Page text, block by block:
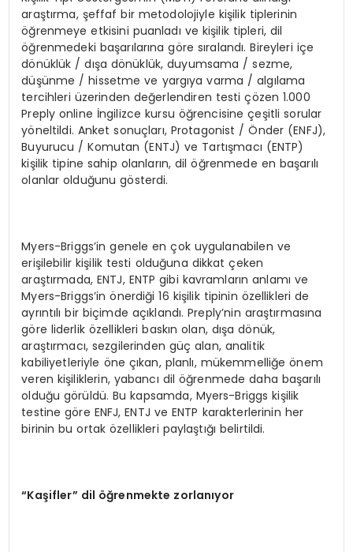
araştırma, şeffaf bir metodolojiyle kişilik tiplerinin
öğrenmeye etkisini puanladı ve kişilik tipleri, dil
öğrenmedeki başarılarına göre sıralandı. Bireyleri içe
dönüklük / dışa dönüklük, duyumsama / sezme,
düşünme / hissetme ve yargıya varma / algılama
tercihleri üzerinden değerlendiren testi çözen 1.000
Preply online İngilizce kursu öğrencisine çeşitli sorular
yöneltildi. Anket sonuçları, Protagonist / Önder (ENFJ),
Buyurucu / Komutan (ENTJ) ve Tartışmacı (ENTP)
kişilik tipine sahip olanların, dil öğrenmede en başarılı
olanlar olduğunu gösterdi.
Myers-Briggs’in genele en çok uygulanabilen ve
erişilebilir kişilik testi olduğuna dikkat çeken
araştırmada, ENTJ, ENTP gibi kavramların anlamı ve
Myers-Briggs’in önerdiği 16 kişilik tipinin özellikleri de
ayrıntılı bir biçimde açıklandı. Preply’nin araştırmasına
göre liderlik özellikleri baskın olan, dışa dönük,
araştırmacı, sezgilerinden güç alan, analitik
kabiliyetleriyle öne çıkan, planlı, mükemmelliğe önem
veren kişiliklerin, yabancı dil öğrenmede daha başarılı
olduğu görüldü. Bu kapsamda, Myers-Briggs kişilik
testine göre ENFJ, ENTJ ve ENTP karakterlerinin her
birinin bu ortak özellikleri paylaştığı belirtildi.
“Kaşifler” dil öğrenmekte zorlanıyor